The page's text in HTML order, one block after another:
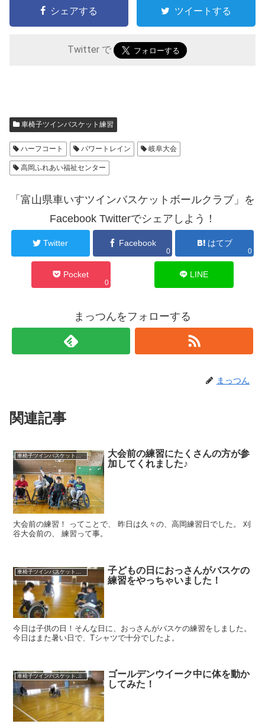
シェアする ツイートする
Twitter で
車椅子ツインバスケット練習
ハーフコート パワートレイン 岐阜大会
高岡ふれあい福祉センター
「富山県車いすツインバスケットボールクラブ」を
Facebook Twitterでシェアしよう！
Twitter Facebook
0
はてブ
0
Pocket
0
LINE
まっつんをフォローする
まっつん
関連記事
大会前の練習にたくさんの方が参
加してくれました♪
大会前の練習！ ってことで、 昨日は久々の、高岡練習日でした。 刈
谷大会前の、 練習って事。
車椅子ツインバスケット練習
子どもの日におっさんがバスケの
練習をやっちゃいました！
今日は子供の日！そんな日に、おっさんがバスケの練習をしました。
今日はまた暑い日で、Tシャツで十分でしたよ。
車椅子ツインバスケット練習
ゴールデンウイーク中に体を動か
してみた！